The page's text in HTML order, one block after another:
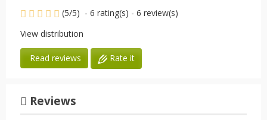
(5/5) - 6 rating(s) - 6 review(s)
View distribution
Read reviews Rate it
Reviews